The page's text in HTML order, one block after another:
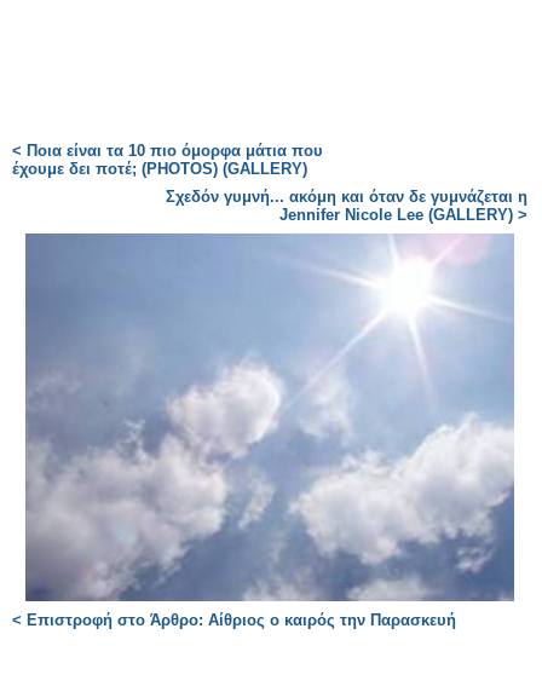
< Ποια είναι τα 10 πιο όμορφα μάτια που
έχουμε δει ποτέ; (PHOTOS) (GALLERY)
Σχεδόν γυμνή... ακόμη και όταν δε γυμνάζεται η
Jennifer Nicole Lee (GALLERY) >
< Επιστροφή στο Άρθρο: Αίθριος ο καιρός την Παρασκευή